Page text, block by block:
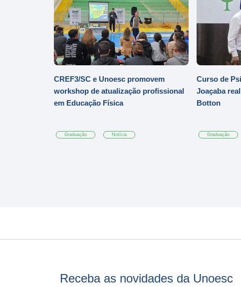
CREF3/SC e Unoesc promovem
workshop de atualização profissional
em Educação Física
Graduação Notícia
Curso de
Joaçaba
Botton
Graduação
Receba as novidades da Unoesc